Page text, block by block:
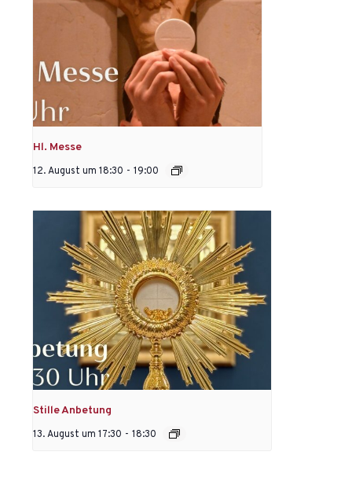
Hl. Messe
12. August um 18:30 - 19:00
Stille Anbetung
13. August um 17:30 - 18:30